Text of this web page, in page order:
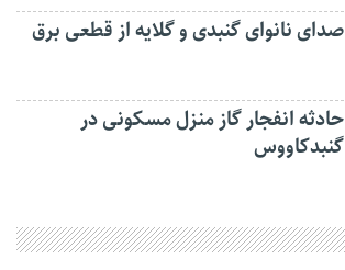
صدای نانوای گنبدی و گلایه از قطعی برق
حادثه انفجار گاز منزل مسکونی در
گنبدکاووس